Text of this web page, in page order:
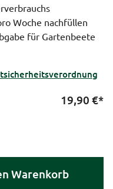
Woche nachfüllen
für Gartenbeete
19,90 €*
Warenkorb